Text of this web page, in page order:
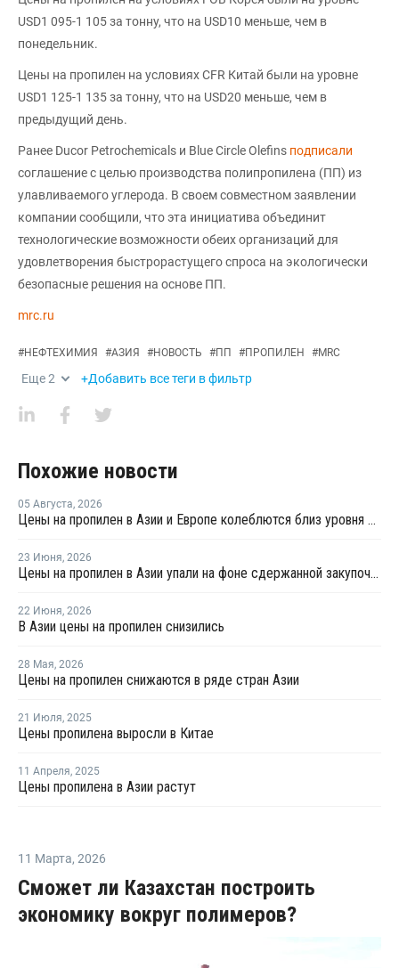
USD1 095-1 105 за тонну, что на USD10 меньше, чем в
понедельник.
Цены на пропилен на условиях CFR Китай были на уровне
USD1 125-1 135 за тонну, что на USD20 меньше, чем в
предыдущий день.
Ранее Ducor Petrochemicals и Blue Circle Olefins подписали
соглашение с целью производства полипропилена (ПП) из
улавливаемого углерода. В своем совместном заявлении
компании сообщили, что эта инициатива объединит
технологические возможности обеих организаций для
удовлетворения быстрорастущего спроса на экологически
безопасные решения на основе ПП.
mrc.ru
#НЕФТЕХИМИЯ #АЗИЯ #НОВОСТЬ #ПП #ПРОПИЛЕН #MRC
Еще2 +Добавить все теги в фильтр
Похожие новости
05 Августа, 2026
Цены на пропилен в Азии и Европе колеблются близ уровня в USD1000
23 Июня, 2026
Цены на пропилен в Азии упали на фоне сдержанной закупочной активности
22 Июня, 2026
В Азии цены на пропилен снизились
28 Мая, 2026
Цены на пропилен снижаются в ряде стран Азии
21 Июля, 2025
Цены пропилена выросли в Китае
11 Апреля, 2025
Цены пропилена в Азии растут
11 Марта, 2026
Сможет ли Казахстан построить
экономику вокруг полимеров?